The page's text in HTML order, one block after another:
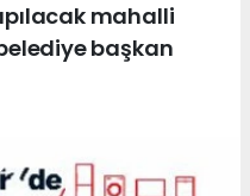
mahalli
başkan